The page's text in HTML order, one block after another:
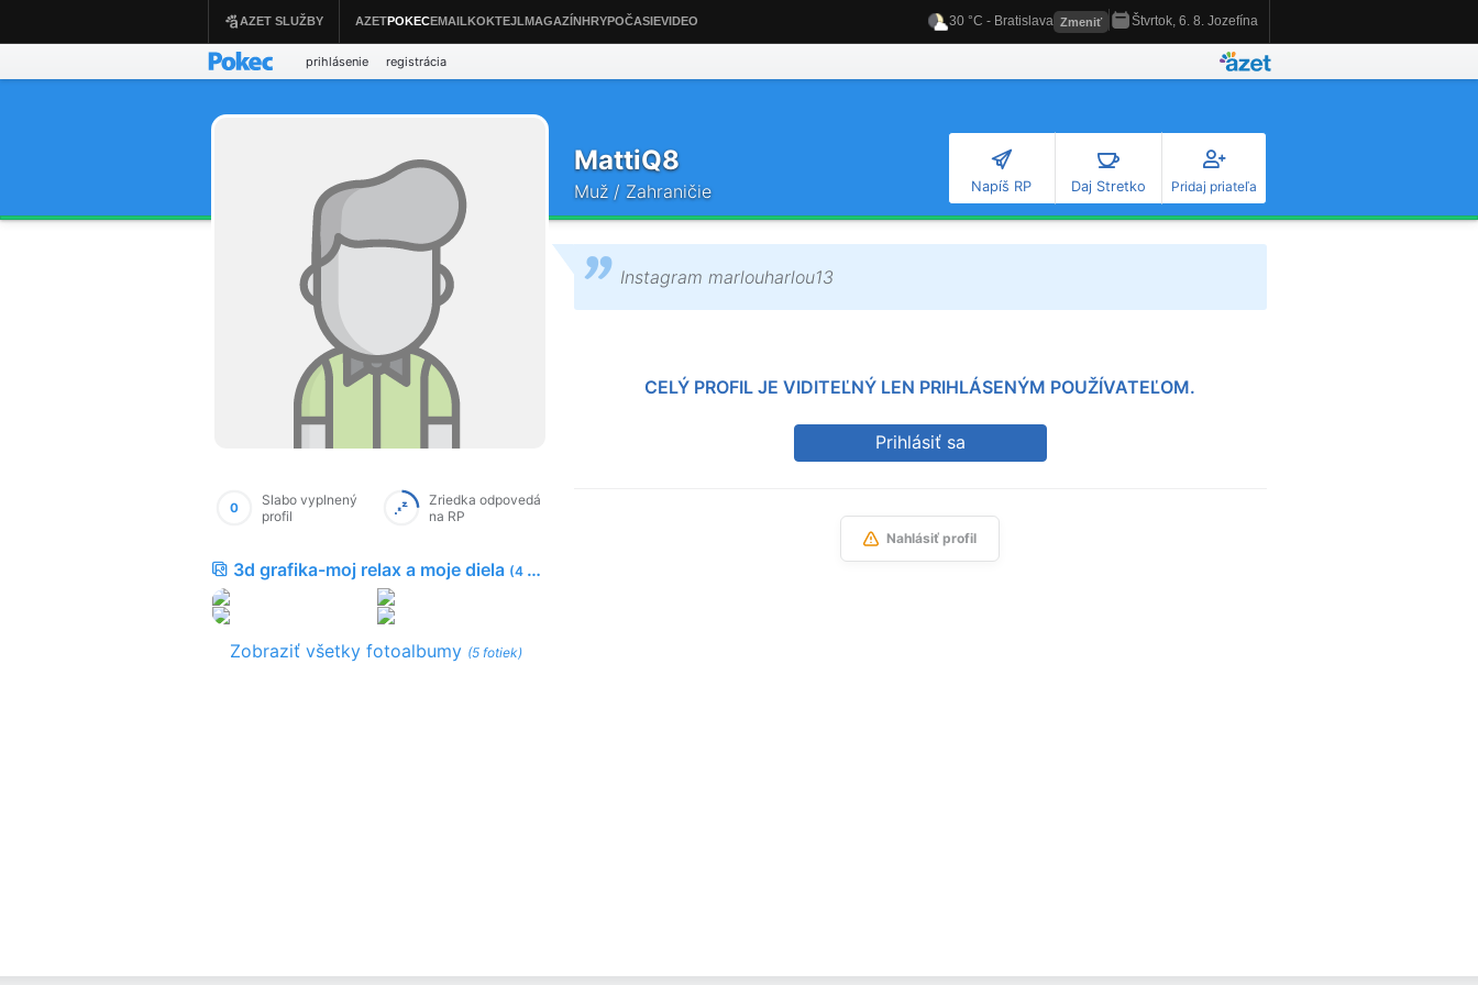
MattiQ8
Muž / Zahraničie Napíš RP Daj Stretko Pridaj priateľa
0
Slabo vyplnený
profil
Zriedka odpovedá
na RP
3d grafika-moj relax a moje diela (4 fotky)
Zobraziť všetky fotoalbumy (5 fotiek)
Instagram marlouharlou13
CELÝ PROFIL JE VIDITEĽNÝ LEN PRIHLÁSENÝM POUŽÍVATEĽOM.
Prihlásiť sa
Nahlásiť profil
prihlásenie registrácia